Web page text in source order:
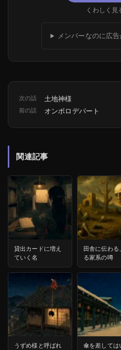
くわしく
メンバーなのに広
次の話 土地神様
前の話 オンボロデパート
関連記事
貸出カードに増え
ていく名
田舎に伝わる
る家系の噂
うずめ様と呼ばれ
傘を差しては